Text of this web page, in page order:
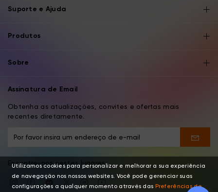
Suporte e Ajuda
Produtos
Sobre
Assinatura de Email
Obtenha as atualizações, convites e ofertas mais
recentes diretamente.
Encontre-nos nestes lugares
Utilizamos cookies para personalizar e melhorar a sua experiência
de navegação nos nossos websites. Você pode gerenciar suas
configurações a qualquer momento através das Preferências de